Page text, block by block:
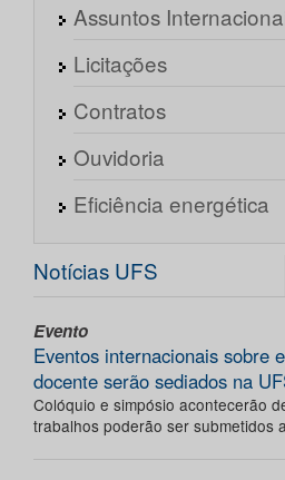
Assuntos
Licitações
Contratos
Ouvidoria
Eficiência energética
Notícias UFS
Evento
Eventos internacionais sobre
docente serão sediados na
Colóquio e simpósio acontecerão
trabalhos poderão ser submetidos